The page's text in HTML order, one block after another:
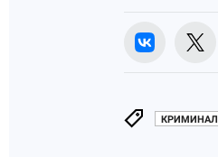
КРИМИНАЛ